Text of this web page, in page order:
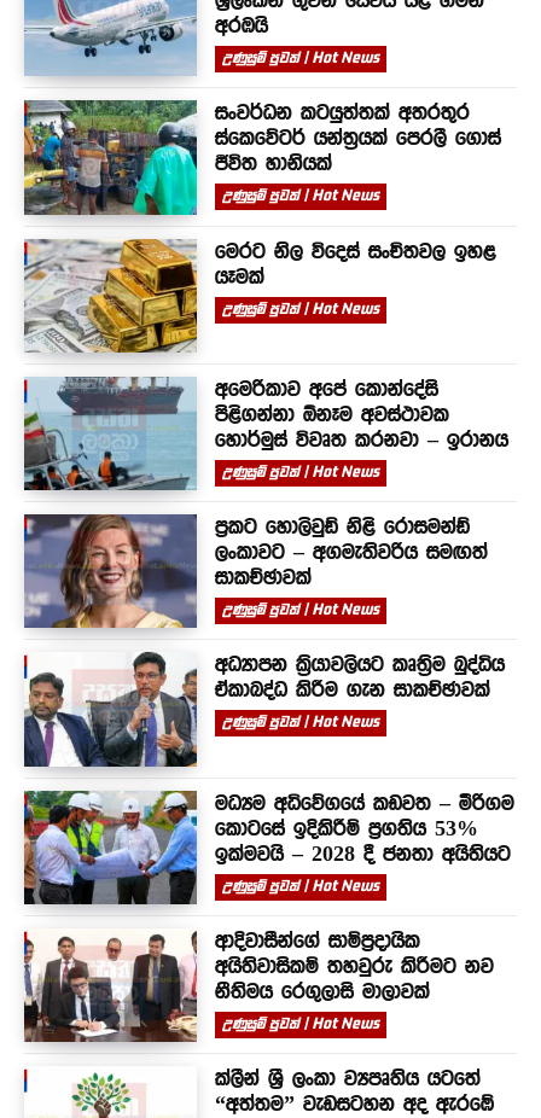
අරඹයි
උණුසුම් පුවත් | Hot News
සංවර්ධන කටයුත්තක් අතරතුර
ස්කෙවේටර් යන්ත්‍රයක් පෙරලී ගොස්
ජීවිත හානියක්
උණුසුම් පුවත් | Hot News
මෙරට නිල විදෙස් සංචිතවල ඉහළ
යෑමක්
උණුසුම් පුවත් | Hot News
අමෙරිකාව අපේ කොන්දේසි
පිළිගන්නා ඕනෑම අවස්ථාවක
හොර්මුස් විවෘත කරනවා – ඉරානය
උණුසුම් පුවත් | Hot News
ප්‍රකට හොලිවුඩ් නිළි රොසමන්ඩ්
ලංකාවට – අගමැතිවරිය සමඟත්
සාකච්ඡාවක්
උණුසුම් පුවත් | Hot News
අධ්‍යාපන ක්‍රියාවලියට කෘත්‍රිම බුද්ධිය
ඒකාබද්ධ කිරීම ගැන සාකච්ඡාවක්
උණුසුම් පුවත් | Hot News
මධ්‍යම අධිවේගයේ කඩවත – මීරිගම
කොටසේ ඉදිකිරීම් ප්‍රගතිය 53%
ඉක්මවයි – 2028 දී ජනතා අයිතියට
උණුසුම් පුවත් | Hot News
ආදිවාසීන්ගේ සාම්ප්‍රදායික
අයිතිවාසිකම් තහවුරු කිරීමට නව
නීතිමය රෙගුලාසි මාලාවක්
උණුසුම් පුවත් | Hot News
ක්ලීන් ශ්‍රී ලංකා ව්‍යපෘතිය යටතේ
“අත්තම” වැඩසටහන අද ඇරඹේ